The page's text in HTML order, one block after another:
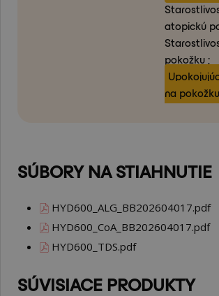
atopickú
pokožku ;
na pokožku
SÚBORY NA STIAHNUTIE
HYD600_ALG_BB202604017.pdf
HYD600_CoA_BB202604017.pdf
HYD600_TDS.pdf
SÚVISIACE PRODUKTY